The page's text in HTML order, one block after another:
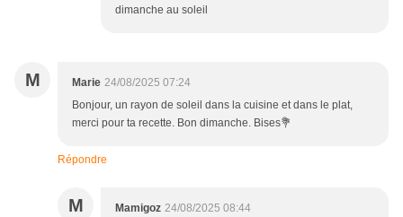
dimanche au soleil
M Marie 24/08/2025 07:24
Bonjour, un rayon de soleil dans la cuisine et dans le plat,
merci pour ta recette. Bon dimanche. Bises💐
Répondre
M Mamigoz 24/08/2025 08:44